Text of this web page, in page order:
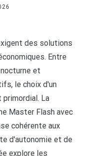
des solutions
Entre
et
le choix d'un
La
Master Flash avec
cohérente aux
d'autonomie et de
explore les